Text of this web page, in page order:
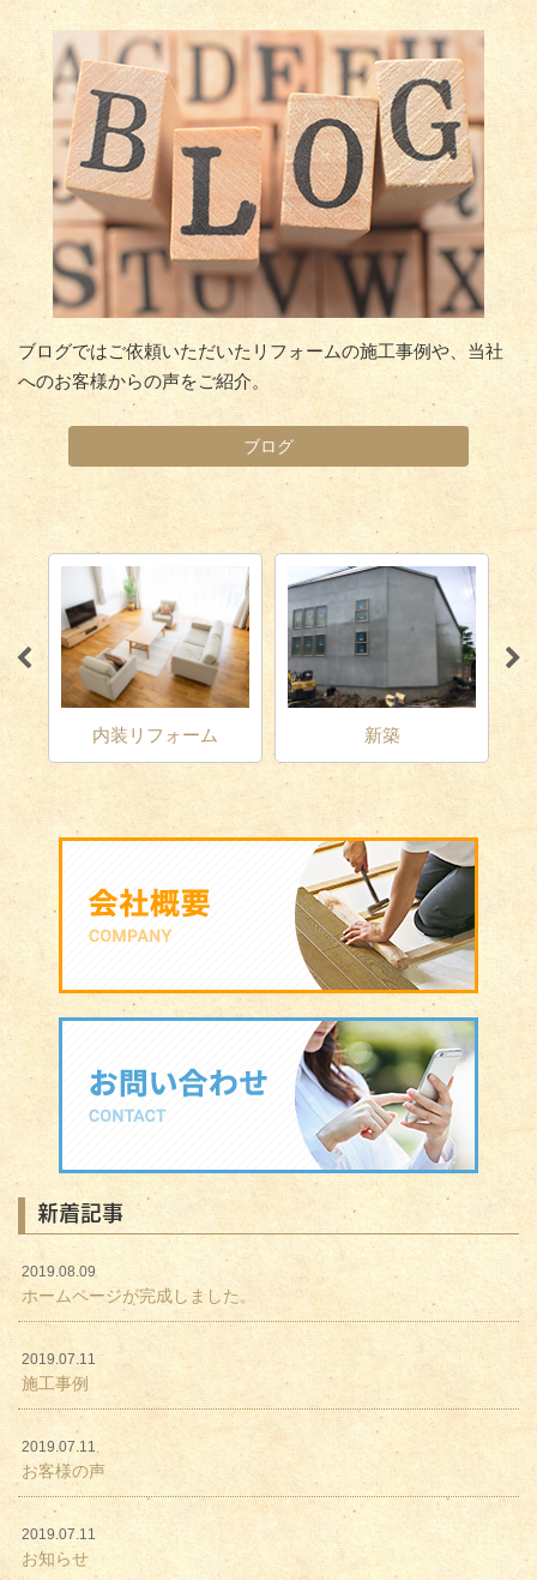
ブログではご依頼いただいたリフォームの施工事例や、当社
へのお客様からの声をご紹介。
ブログ
新築
ン
新着記事
2019.08.09
ホームページが完成しました。
2019.07.11
施工事例
2019.07.11
お客様の声
2019.07.11
お知らせ